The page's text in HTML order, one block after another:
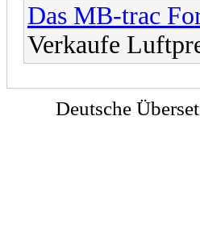
Das MB-trac
Verkaufe
Deutsche